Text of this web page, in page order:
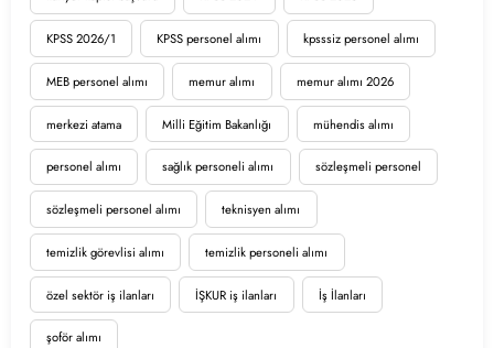
KPSS 2026/1 KPSS personel alımı kpsssiz personel alımı
MEB personel alımı memur alımı memur alımı 2026
merkezi atama Milli Eğitim Bakanlığı mühendis alımı
personel alımı sağlık personeli alımı sözleşmeli personel
sözleşmeli personel alımı teknisyen alımı
temizlik görevlisi alımı temizlik personeli alımı
özel sektör iş ilanları İŞKUR iş ilanları İş İlanları
şoför alımı